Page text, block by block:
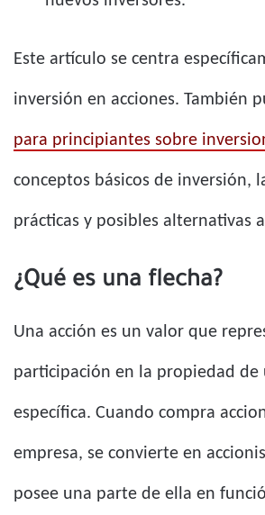
Este artículo se centra
inversión en acciones. También
para principiantes sobre
conceptos básicos de inversión,
prácticas y posibles alternativas
¿Qué es una flecha?
Una acción es un valor que
participación en la propiedad de
específica. Cuando compra
empresa, se convierte en
posee una parte de ella en